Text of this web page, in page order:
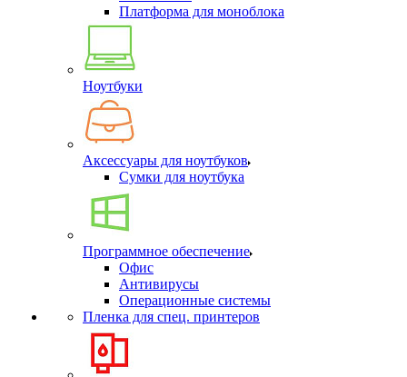
Платформа для моноблока
Ноутбуки
Аксессуары для ноутбуков
Сумки для ноутбука
Программное обеспечение
Офис
Антивирусы
Операционные системы
Пленка для спец. принтеров